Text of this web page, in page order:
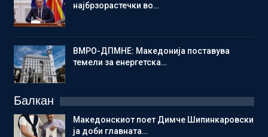
најбрзорастечки во…
ВМРО-ДПМНЕ: Македонија поставува
темели за енергетска…
Балкан
Македонскиот поет Димче Шипинкаровски
ја доби главната…